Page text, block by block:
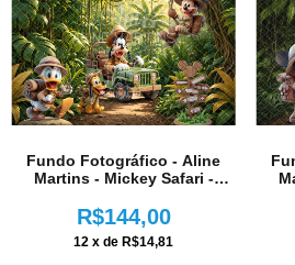
Fundo Fotográfico - Aline
Martins - Mickey Safari -
R$144,00
12 x de R$14,81